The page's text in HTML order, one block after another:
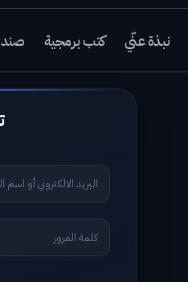
نبذة عنّي كتب برمجية